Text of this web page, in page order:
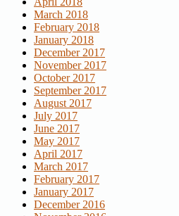
March 2018
February 2018
January 2018
December 2017
November 2017
October 2017
September 2017
August 2017
July 2017
June 2017
May 2017
April 2017
March 2017
February 2017
January 2017
December 2016